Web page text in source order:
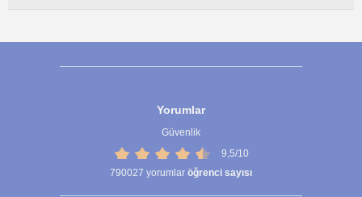
Yorumlar
Güvenlik
9,5/10
790027 yorumlar öğrenci sayısı